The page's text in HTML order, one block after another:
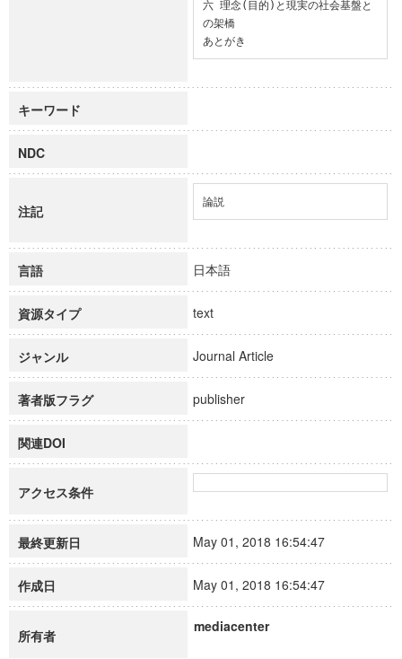
六 理念(目的)と現実の社会基盤と
の架橋
あとがき
キーワード
NDC
注記
論説
言語 日本語
資源タイプ text
ジャンル Journal Article
著者版フラグ publisher
関連DOI
アクセス条件
最終更新日 May 01, 2018 16:54:47
作成日 May 01, 2018 16:54:47
所有者
mediacenter